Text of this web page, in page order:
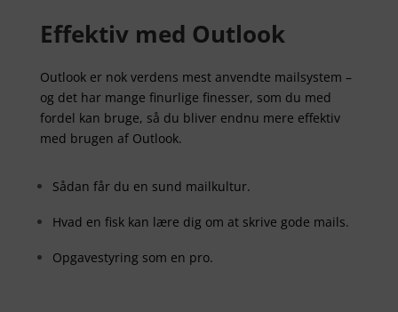
Effektiv med Outlook
Outlook er nok verdens mest anvendte mailsystem –
og det har mange finurlige finesser, som du med
fordel kan bruge, så du bliver endnu mere effektiv
med brugen af Outlook.
Sådan får du en sund mailkultur.
Hvad en fisk kan lære dig om at skrive gode mails.
Opgavestyring som en pro.